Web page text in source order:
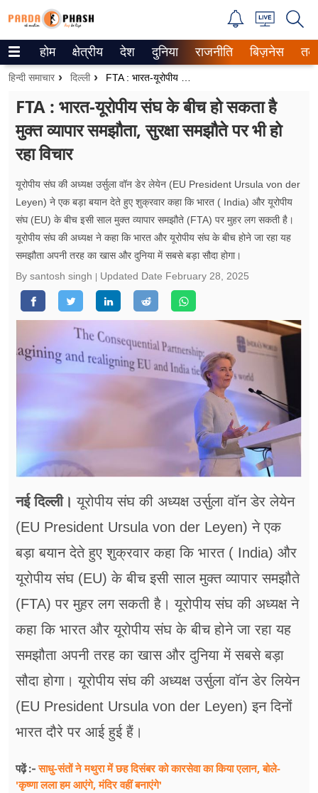
Trending on Google News
वेब स्टोरीज
उत्तर प्रदेश
गैलरी
वीडियो
रिलेशनशिप
जीवन मंत्रा
फूड
सेहत
होम क्षेत्रीय देश दुनिया राजनीति बिज़नेस
हिन्दी समाचार दिल्ली
FTA : भारत-यूरोपीय संघ के बीच हो सकता है
मुक्त व्यापार समझौता, सुरक्षा समझौते पर भी हो
रहा विचार
यूरोपीय संघ की अध्यक्ष उर्सुला वॉन डेर लेयेन (EU President Ursula von der
Leyen) ने एक बड़ा बयान देते हुए शुक्रवार कहा कि भारत ( India) और यूरोपीय
संघ (EU) के बीच इसी साल मुक्त व्यापार समझौते (FTA) पर मुहर लग सकती है।
यूरोपीय संघ की अध्यक्ष ने कहा कि भारत और यूरोपीय संघ के बीच होने जा रहा यह
समझौता अपनी तरह का खास और दुनिया में सबसे बड़ा सौदा होगा।
By santosh singh
Updated Date February 28, 2025
नई दिल्ली। यूरोपीय संघ की अध्यक्ष उर्सुला वॉन डेर लेयेन
(EU President Ursula von der Leyen) ने एक
बड़ा बयान देते हुए शुक्रवार कहा कि भारत ( India) और
यूरोपीय संघ (EU) के बीच इसी साल मुक्त व्यापार समझौते
(FTA) पर मुहर लग सकती है। यूरोपीय संघ की अध्यक्ष ने
कहा कि भारत और यूरोपीय संघ के बीच होने जा रहा यह
समझौता अपनी तरह का खास और दुनिया में सबसे बड़ा
सौदा होगा। यूरोपीय संघ की अध्यक्ष उर्सुला वॉन डेर लियेन
(EU President Ursula von der Leyen) इन दिनों
भारत दौरे पर आई हुई हैं।
पढ़ें :-साधु-संतों ने मथुरा में छह दिसंबर को कारसेवा का किया एलान, बोले-
'कृष्णा लला हम आएंगे, मंदिर वहीं बनाएंगे'